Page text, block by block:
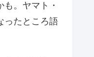
。ヤマト・
ったところ語